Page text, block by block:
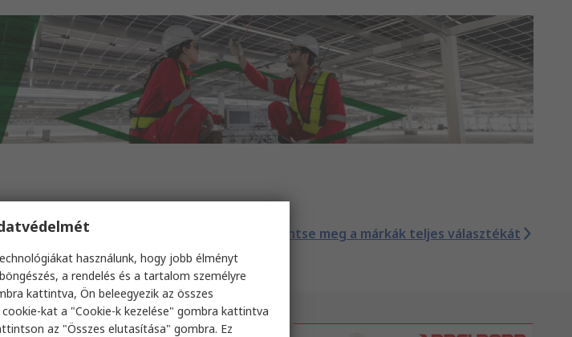
Tekintse meg a márkák teljes választékát
használunk, hogy jobb élményt
a rendelés és a tartalom személyre
kattintva, Ön beleegyezik az összes
kat a "Cookie-k kezelése" gombra kattintva
az "Összes elutasítása" gombra. Ez